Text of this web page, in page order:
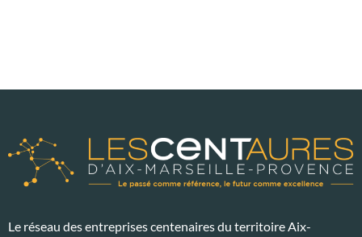
Le réseau des entreprises centenaires du territoire Aix-